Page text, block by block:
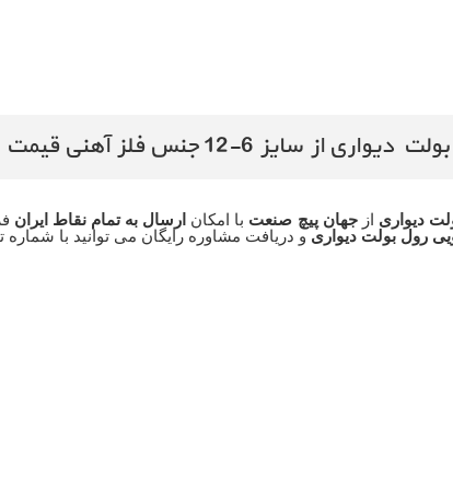
از سایز 6-12 جنس فلز آهنی قیمت 1404
دیواری از جهان پیچ صنعت با امکان ارسال به تمام نقاط ایران
رول بولت دیواری و دریافت مشاوره رایگان می توانید با شماره